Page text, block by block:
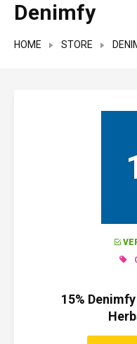
Denimfy
HOME STORE
15%